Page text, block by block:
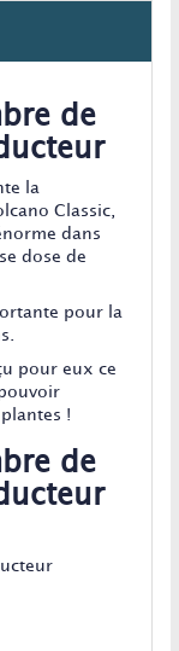
de
la
Classic,
dans
dose de
pour la
pour eux ce
!
de